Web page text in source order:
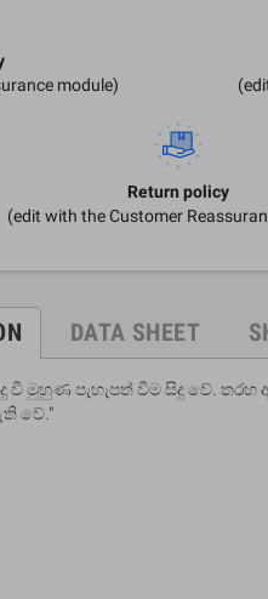
module)
Return policy
(edit with the Customer
DATA SHEET
මුහුණ පැහැපත් වීම සිදු වේ.
වේ."